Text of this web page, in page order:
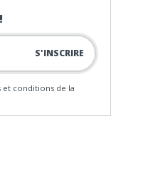
et conditions de la